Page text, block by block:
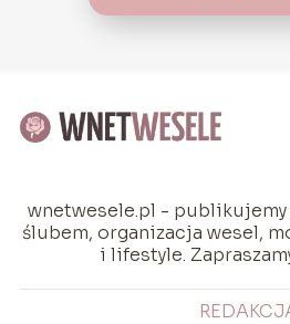
wnetwesele.pl - publikujemy
ślubem, organizacja wesel,
i lifestyle.